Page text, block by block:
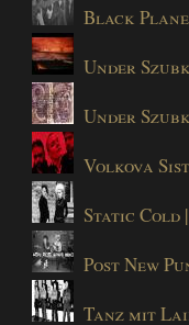
Black
Under
Under
Volkova
Static Cold
Post New
Tanz mit